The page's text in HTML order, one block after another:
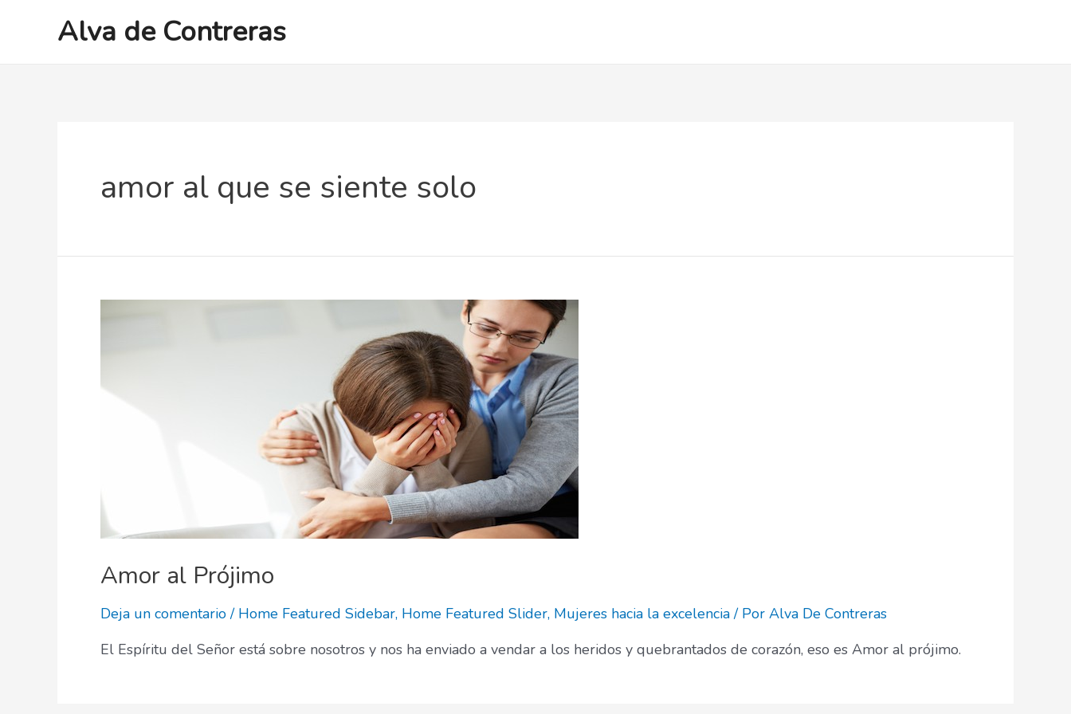
Alva de Contreras
amor al que se siente solo
Amor al Prójimo
Deja un comentario / Home Featured Sidebar, Home Featured Slider, Mujeres hacia la excelencia/ Por Alva De Contreras
El Espíritu del Señor está sobre nosotros y nos ha enviado a vendar a los heridos y quebrantados de corazón, eso es Amor al prójimo.